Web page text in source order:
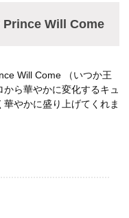
Prince Will Come
Will Come （いつか王
ら華やかに変化するキュ
やかに盛り上げてくれま